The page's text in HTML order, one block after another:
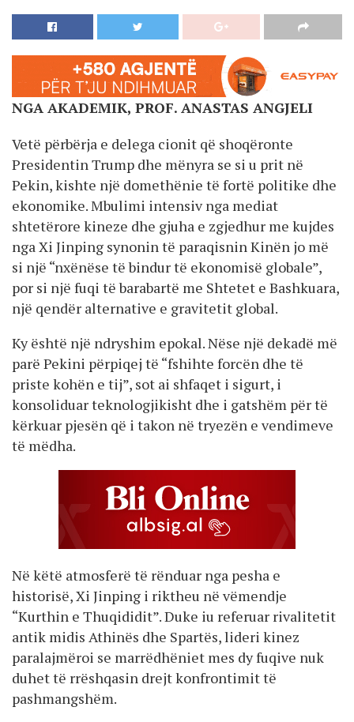
NGA AKADEMIK, PROF. ANASTAS ANGJELI
Vetë përbërja e delega cionit që shoqëronte
Presidentin Trump dhe mënyra se si u prit në
Pekin, kishte një domethënie të fortë politike dhe
ekonomike. Mbulimi intensiv nga mediat
shtetërore kineze dhe gjuha e zgjedhur me kujdes
nga Xi Jinping synonin të paraqisnin Kinën jo më
si një “nxënëse të bindur të ekonomisë globale”,
por si një fuqi të barabartë me Shtetet e Bashkuara,
një qendër alternative e gravitetit global.
Ky është një ndryshim epokal. Nëse një dekadë më
parë Pekini përpiqej të “fshihte forcën dhe të
priste kohën e tij”, sot ai shfaqet i sigurt, i
konsoliduar teknologjikisht dhe i gatshëm për të
kërkuar pjesën që i takon në tryezën e vendimeve
të mëdha.
Në këtë atmosferë të rënduar nga pesha e
historisë, Xi Jinping i riktheu në vëmendje
“Kurthin e Thuqididit”. Duke iu referuar rivalitetit
antik midis Athinës dhe Spartës, lideri kinez
paralajmëroi se marrëdhëniet mes dy fuqive nuk
duhet të rrëshqasin drejt konfrontimit të
pashmangshëm.